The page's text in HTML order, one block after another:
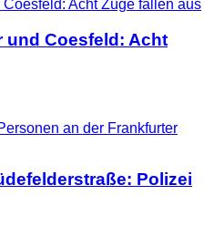
und Coesfeld: Acht
Polizei